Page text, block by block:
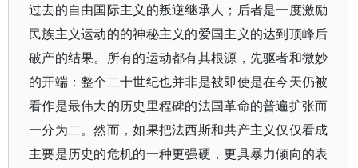
过去的自由国际主义的叛逆继承人；后者是一度激励
民族主义运动的的神秘主义的爱国主义的达到顶峰后
破产的结果。所有的运动都有其根源，先驱者和微妙
的开端：整个二十世纪也并非是被即使是在今天仍被
看作是最伟大的历史里程碑的法国革命的普遍扩张而
一分为二。然而，如果把法西斯和共产主义仅仅看成
主要是历史的危机的一种更强硬，更具暴力倾向的表